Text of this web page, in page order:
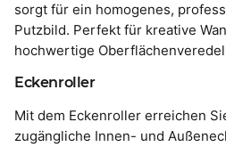
sorgt für ein homogenes,
Putzbild. Perfekt für kreative
hochwertige
Eckenroller
Mit dem Eckenroller erreichen
zugängliche Innen- und